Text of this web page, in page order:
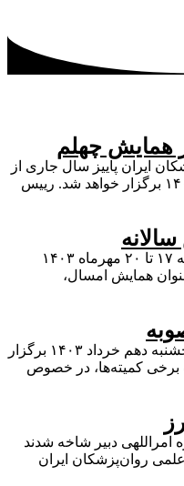
همایش چهلم
ایران پاییز سال جاری از
سه‌شنبه تا جمعه: ۱۷ تا ۲۰ مهرماه ۱۴۰۳ برگزار خواهد شد. رییس
نکات مهم فراخوان چهلمین همایش که ۱۷ تا ۲۰ مهرماه ۱۴۰۳
همایش امسال،
چهلمین جلسه‌ی هیات مدیره روز پنجشنبه دهم خرداد ۱۴۰۳ برگزار
برخی کمیته‌ها، در خصوص
دبیر شاخه شدند
روان‌پزشکان ایران